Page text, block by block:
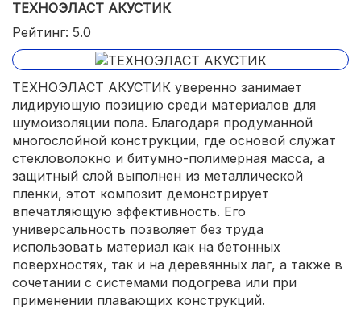
ТЕХНОЭЛАСТ АКУСТИК
Рейтинг: 5.0
ТЕХНОЭЛАСТ АКУСТИК уверенно занимает
лидирующую позицию среди материалов для
шумоизоляции пола. Благодаря продуманной
многослойной конструкции, где основой служат
стекловолокно и битумно-полимерная масса, а
защитный слой выполнен из металлической
пленки, этот композит демонстрирует
впечатляющую эффективность. Его
универсальность позволяет без труда
использовать материал как на бетонных
поверхностях, так и на деревянных лаг, а также в
сочетании с системами подогрева или при
применении плавающих конструкций.